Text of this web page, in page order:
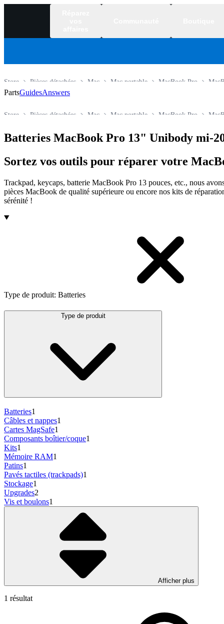
MacBook Pro
Mac portable
Mac
Pièces détachées
Store
PartsGuidesAnswers
MacBook Pro
Mac portable
Mac
Pièces détachées
Store
Batteries MacBook Pro 13" Unibody mi-
Sortez vos outils pour réparer votre
Trackpad, keycaps, batterie MacBook Pro 13 pouces, etc., nous
pièces MacBook de qualité supérieure ou encore nos kits de
sérénité !
Products
Type de produit: Batteries
Type de produit
Batteries1
Câbles et nappes1
Cartes MagSafe1
Composants boîtier/coque1
Kits1
Mémoire RAM1
Patins1
Pavés tactiles (trackpads)1
Stockage1
Upgrades2
Vis et boulons1
Afficher plus
1 résultat